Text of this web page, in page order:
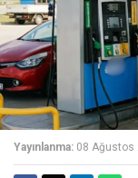
Yayınlanma: 08 Ağustos